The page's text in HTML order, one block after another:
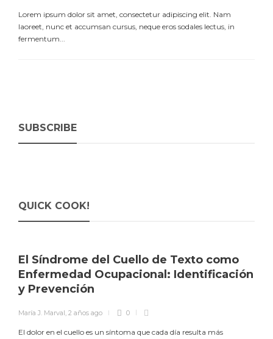
Lorem ipsum dolor sit amet, consectetur adipiscing elit. Nam
laoreet, nunc et accumsan cursus, neque eros sodales lectus, in
fermentum...
SUBSCRIBE
QUICK COOK!
El Síndrome del Cuello de Texto como
Enfermedad Ocupacional: Identificación
y Prevención
María J. Marval, 2 años ago 0
El dolor en el cuello es un síntoma que cada día resulta más